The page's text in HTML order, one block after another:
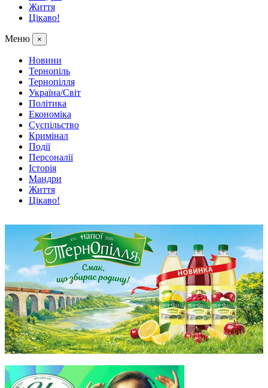
Життя
Цікаво!
Меню ×
Новини
Тернопіль
Тернопілля
Україна/Світ
Політика
Економіка
Суспільство
Кримінал
Події
Персоналії
Історія
Мандри
Життя
Цікаво!